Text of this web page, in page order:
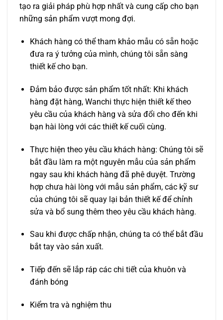
tạo ra giải pháp phù hợp nhất và cung cấp cho bạn
những sản phẩm vượt mong đợi.
Khách hàng có thể tham khảo mẫu có sẵn hoặc
đưa ra ý tưởng của mình, chúng tôi sẵn sàng
thiết kế cho bạn.
Đảm bảo được sản phẩm tốt nhất: Khi khách
hàng đặt hàng, Wanchi thực hiện thiết kế theo
yêu cầu của khách hàng và sửa đổi cho đến khi
bạn hài lòng với các thiết kế cuối cùng.
Thực hiện theo yêu cầu khách hàng: Chúng tôi sẽ
bắt đầu làm ra một nguyên mẫu của sản phẩm
ngay sau khi khách hàng đã phê duyệt. Trường
hợp chưa hài lòng với mẫu sản phẩm, các kỹ sư
của chúng tôi sẽ quay lại bản thiết kế để chỉnh
sửa và bổ sung thêm theo yêu cầu khách hàng.
Sau khi được chấp nhận, chúng ta có thể bắt đầu
bắt tay vào sản xuất.
Tiếp đến sẽ lắp ráp các chi tiết của khuôn và
đánh bóng
Kiểm tra và nghiệm thu